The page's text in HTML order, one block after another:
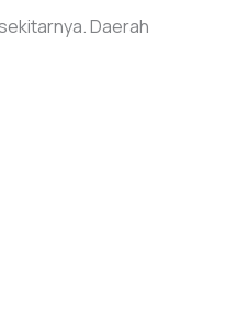
Daerah